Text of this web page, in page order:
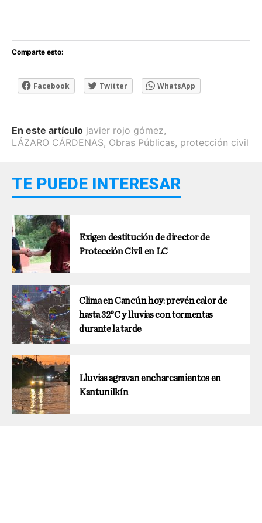
Comparte esto:
Facebook Twitter WhatsApp
En este artículo javier rojo gómez,
LÁZARO CÁRDENAS, Obras Públicas, protección civil
TE PUEDE INTERESAR
Exigen destitución de director de
Protección Civil en LC
Clima en Cancún hoy: prevén calor de
hasta 32°C y lluvias con tormentas
durante la tarde
Lluvias agravan encharcamientos en
Kantunilkín